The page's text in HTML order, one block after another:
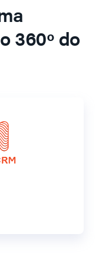
360º do